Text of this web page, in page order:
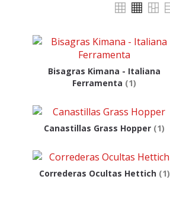
Bisagras Kimana - Italiana
Ferramenta (1)
Canastillas Grass Hopper (1)
Correderas Ocultas Hettich (1)